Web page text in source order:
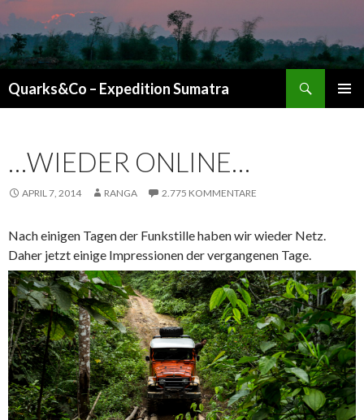
Quarks&Co – Expedition Sumatra
…WIEDER ONLINE…
APRIL 7, 2014 RANGA 2.775 KOMMENTARE
Nach einigen Tagen der Funkstille haben wir wieder Netz.
Daher jetzt einige Impressionen der vergangenen Tage.